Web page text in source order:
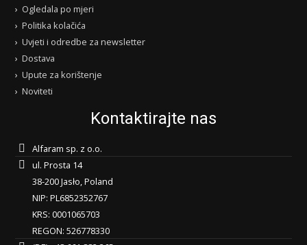
Ogledala po mjeri
Politika kolačića
Uvjeti i odredbe za newsletter
Dostava
Upute za korištenje
Noviteti
Kontaktirajte nas
Alfaram sp. z o.o.
ul. Prosta 14
38-200 Jasło, Poland
NIP: PL6852352767
KRS: 0001065703
REGON: 526778330